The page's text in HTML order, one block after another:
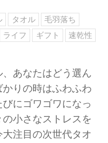
タオル
毛羽落ち
ライフ ギフト 速乾性
あなたはどう選ん
りの時はふわふわ
にゴワゴワになっ
小さなストレスを
注目の次世代タオ